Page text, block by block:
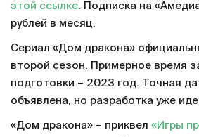
этой ссылке. Подписка на
рублей в месяц.
Сериал «Дом дракона»
второй сезон. Примерное время
подготовки – 2023 год. Точная
объявлена, но разработка уже
«Дом дракона» – приквел «Игры